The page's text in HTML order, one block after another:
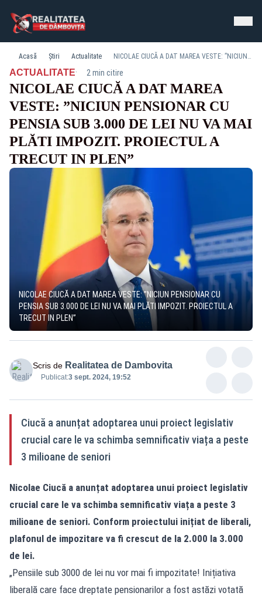
Acasă Știri Actualitate NICOLAE CIUCĂ A DAT MAREA VESTE: ”NICIUN PENSIONAR CU PENSIA SUB 3.000 DE LEI NU VA MAI PLĂTI IMPOZIT. PROIECTUL A TRECUT IN PLEN”
ACTUALITATE· 2 min citire
NICOLAE CIUCĂ A DAT MAREA
VESTE: ”NICIUN PENSIONAR CU
PENSIA SUB 3.000 DE LEI NU VA MAI
PLĂTI IMPOZIT. PROIECTUL A
TRECUT IN PLEN”
NICOLAE CIUCĂ A DAT MAREA VESTE: ”NICIUN PENSIONAR CU
PENSIA SUB 3.000 DE LEI NU VA MAI PLĂTI IMPOZIT. PROIECTUL A
TRECUT IN PLEN”
Scris de Realitatea de Dambovita
Publicat:3 sept. 2024, 19:52
Ciucă a anunțat adoptarea unui proiect legislativ
crucial care le va schimba semnificativ viața a peste
3 milioane de seniori
Nicolae Ciucă a anunțat adoptarea unui proiect legislativ
crucial care le va schimba semnificativ viața a peste 3
milioane de seniori. Conform proiectului inițiat de liberali,
plafonul de impozitare va fi crescut de la 2.000 la 3.000
de lei.
„Pensiile sub 3000 de lei nu vor mai fi impozitate! Inițiativa
liberală care face dreptate pensionarilor a fost astăzi votată